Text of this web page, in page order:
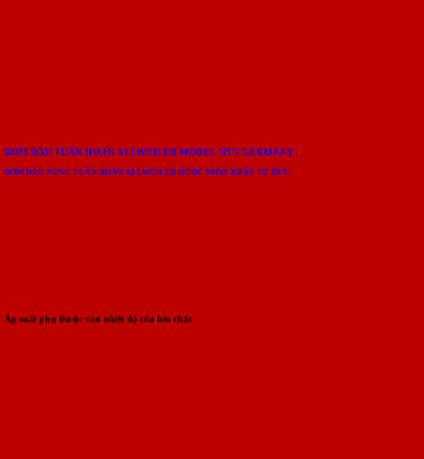
BƠM DẦU TUẦN HOÀN ALLWEILER MODEL NTT GERMANY
BƠM DẦU NÓNG TUẦN HOÀN ALLWEILER ĐƯỢC NHẬP KHẨU TỪ ĐỨC
Áp suất phụ thuộc vào nhiệt độ của lưu chất